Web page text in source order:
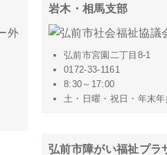
岩木・相馬支部
弘前市宮園二丁目8-1
0172-33-1161
8:30～17:00
土・日曜・祝日・年末
弘前市障がい福祉プラ